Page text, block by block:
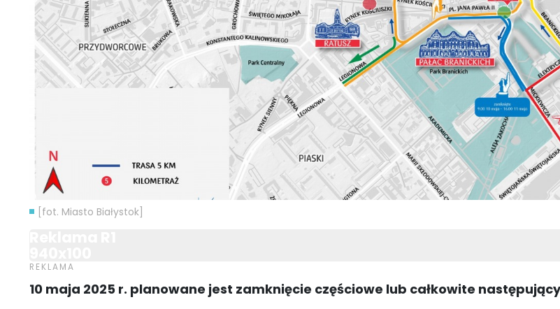
[fot. Miasto Białystok]
10 maja 2025 r. planowane jest zamknięcie częściowe lub całkowite